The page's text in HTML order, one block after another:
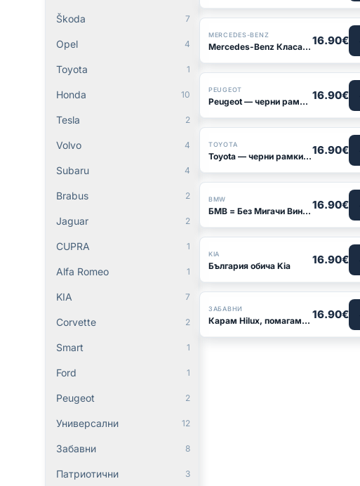
Škoda 7
Opel 4
Toyota 1
Honda 10
Tesla 2
Volvo 4
Subaru 4
Brabus 2
Jaguar 2
CUPRA 1
Alfa Romeo 1
KIA 7
Corvette 2
Smart 1
Ford 1
Peugeot 2
Универсални 12
Забавни 8
Патриотични 3
MERCEDES-BENZ
Mercedes-Benz Класата е вечна 16.90€
PEUGEOT
Peugeot — черни рамки със зелен кант 16.90€
TOYOTA
Toyota — черни рамки с червен надпис16.90€
BMW
БМВ = Без Мигачи Винаги 16.90€
KIA
България обича Kia 16.90€
ЗАБАВНИ
Карам Hilux, помагам на цялото село 16.90€